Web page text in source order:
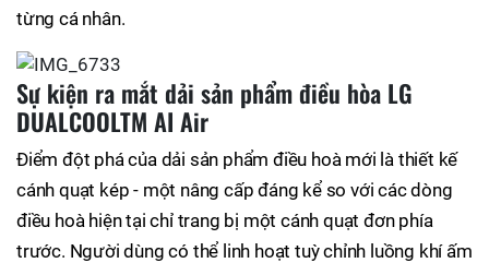
từng cá nhân.
Sự kiện ra mắt dải sản phẩm điều hòa LG
DUALCOOLTM AI Air
Điểm đột phá của dải sản phẩm điều hoà mới là thiết kế
cánh quạt kép - một nâng cấp đáng kể so với các dòng
điều hoà hiện tại chỉ trang bị một cánh quạt đơn phía
trước. Người dùng có thể linh hoạt tuỳ chỉnh luồng khí ấm